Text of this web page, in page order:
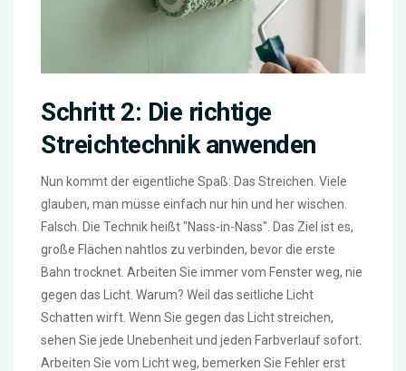
Schritt 2: Die richtige
Streichtechnik anwenden
Nun kommt der eigentliche Spaß: Das Streichen. Viele
glauben, man müsse einfach nur hin und her wischen.
Falsch. Die Technik heißt "Nass-in-Nass". Das Ziel ist es,
große Flächen nahtlos zu verbinden, bevor die erste
Bahn trocknet. Arbeiten Sie immer vom Fenster weg, nie
gegen das Licht. Warum? Weil das seitliche Licht
Schatten wirft. Wenn Sie gegen das Licht streichen,
sehen Sie jede Unebenheit und jeden Farbverlauf sofort.
Arbeiten Sie vom Licht weg, bemerken Sie Fehler erst